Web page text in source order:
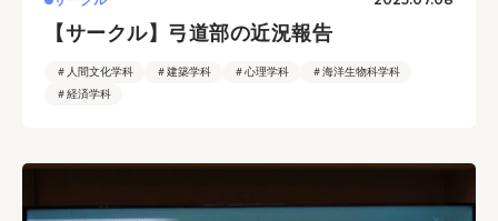
【サークル】弓道部の近況報告
＃人間文化学科 ＃建築学科 ＃心理学科
＃海洋生物科学科
＃経済学科